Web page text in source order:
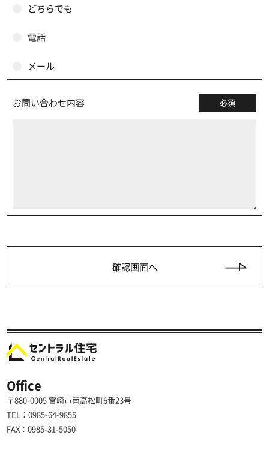
どちらでも
電話
メール
お問い合わせ内容 必須
Office
〒880-0005 宮崎市南高松町6番23号
TEL：0985-64-9855
FAX：0985-31-5050